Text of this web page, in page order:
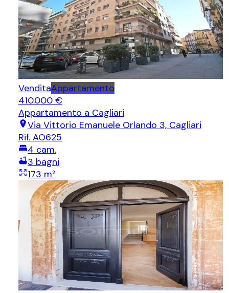
VenditaAppartamento
410.000 €
Appartamento a Cagliari
Via Vittorio Emanuele Orlando 3, Cagliari
Rif. AO625
4 cam.
3 bagni
173 m²